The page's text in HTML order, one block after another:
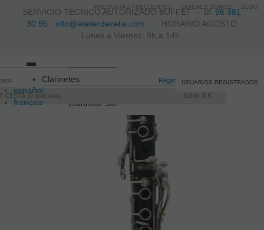
SERVICIO TÉCNICO AUTORIZADO BUFFET -tlf.96 381
30 96 · info@atelierdecelia.com HORARIO AGOSTO
Lunes a Viernes: 9h a 14h
español
français
Registro /Iniciar sesión
CESTA 0 artículos Saldo: 0 €
USUARIOS REGISTRADOS
navigation
Clarinetes
Clarinete SIb
PREGUNTAS FRECUENTES QUIÉNES SOMOS BLOG